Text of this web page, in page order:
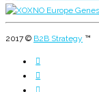
2017 © B2B Strategy ™